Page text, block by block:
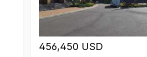
456,450 USD